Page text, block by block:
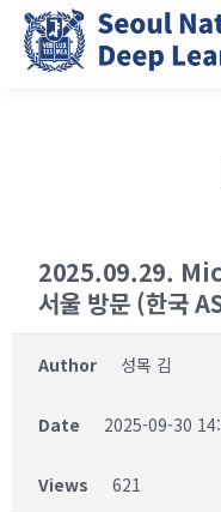
2025.09.29.
서울 방문 (한국
Author 성목 김
Date 2025-09-30
Views 621